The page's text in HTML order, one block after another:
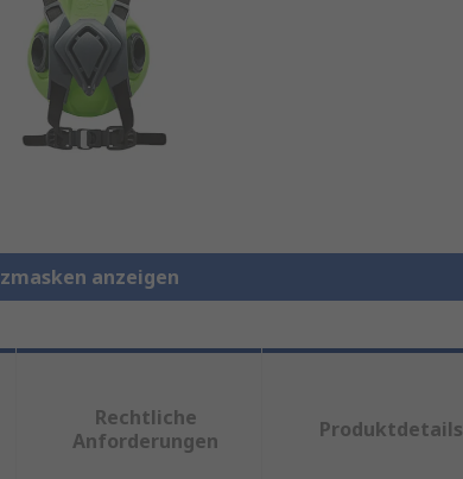
anzeigen
Rechtliche
Anforderungen
Produktdetails